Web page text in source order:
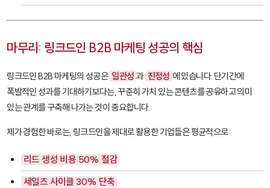
마무리: 링크드인 B2B 마케팅 성공의 핵심
링크드인 B2B 마케팅의 성공은 일관성 과 진정성 에 있습니다. 단기간에
폭발적인 성과를 기대하기보다는, 꾸준히 가치 있는 콘텐츠를 공유하고 의미
있는 관계를 구축해 나가는 것이 중요합니다.
제가 경험한 바로는, 링크드인을 제대로 활용한 기업들은 평균적으로:
리드 생성 비용 50% 절감
세일즈 사이클 30% 단축